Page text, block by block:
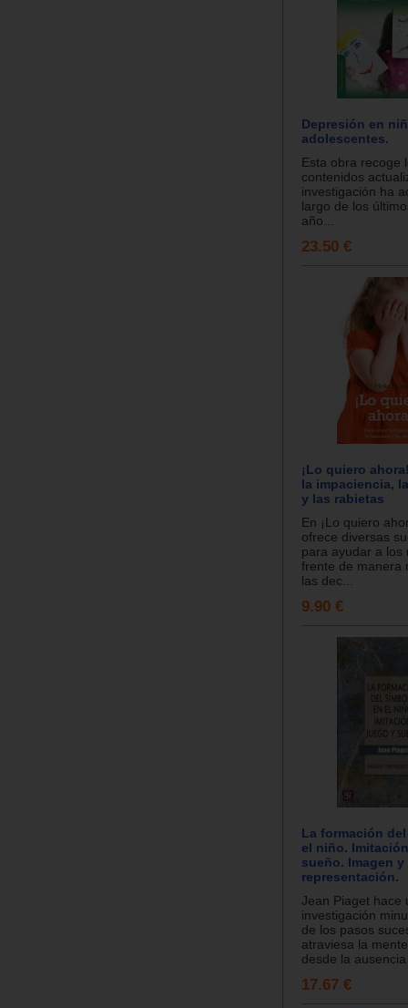
Depresión en
adolescentes.
Esta obra recoge
contenidos
investigación ha
largo de los
año...
23.50 €
¡Lo quiero
la impaciencia,
y las rabietas
En ¡Lo quiero
ofrece diversas
para ayudar a los
frente de manera
las dec...
9.90 €
La formación
el niño.
sueño. Imagen y
representación.
Jean Piaget hace
investigación
de los pasos
atraviesa la
desde la
17.67 €